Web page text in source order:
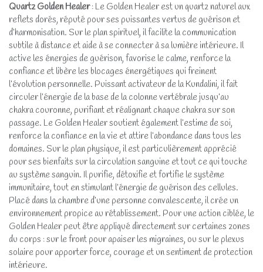
Quartz Golden Healer: Le Golden Healer est un quartz naturel aux
reflets dorés, réputé pour ses puissantes vertus de guérison et
d’harmonisation. Sur le plan spirituel, il facilite la communication
subtile à distance et aide à se connecter à sa lumière intérieure. Il
active les énergies de guérison, favorise le calme, renforce la
confiance et libère les blocages énergétiques qui freinent
l’évolution personnelle. Puissant activateur de la Kundalini, il fait
circuler l’énergie de la base de la colonne vertébrale jusqu’au
chakra couronne, purifiant et réalignant chaque chakra sur son
passage. Le Golden Healer soutient également l’estime de soi,
renforce la confiance en la vie et attire l’abondance dans tous les
domaines. Sur le plan physique, il est particulièrement apprécié
pour ses bienfaits sur la circulation sanguine et tout ce qui touche
au système sanguin. Il purifie, détoxifie et fortifie le système
immunitaire, tout en stimulant l’énergie de guérison des cellules.
Placé dans la chambre d’une personne convalescente, il crée un
environnement propice au rétablissement. Pour une action ciblée, le
Golden Healer peut être appliqué directement sur certaines zones
du corps : sur le front pour apaiser les migraines, ou sur le plexus
solaire pour apporter force, courage et un sentiment de protection
intérieure.